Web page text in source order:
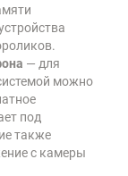
— для
можно
под
также
с камеры